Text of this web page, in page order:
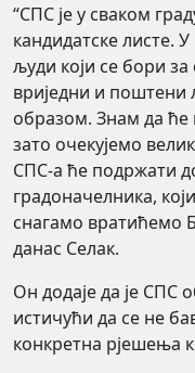
“СПС је у сваком
кандидатске листе.
људи који се бори
вриједни и
образом. Знам да
зато очекујемо
СПС-а ће подржати
градоначелника,
снагамо вратићемо
данас Селак.
Он додаје да је СПС
истичући да се не
конкретна рјешења